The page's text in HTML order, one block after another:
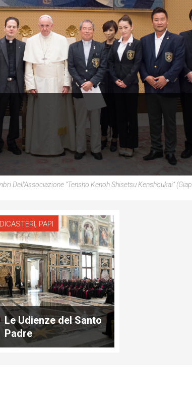
Dell’Associazione “Tensho Kenoh Shisetsu Kenshoukai”
DICASTERI, PAPI
Le Udienze del Santo
Padre